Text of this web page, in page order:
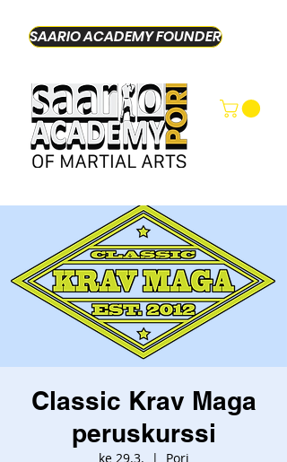
SAARIO ACADEMY FOUNDER
Classic Krav Maga
peruskurssi
ke 29.3.
  |
Pori